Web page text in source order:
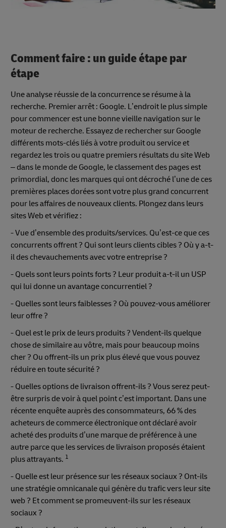
Comment faire : un guide étape par
étape
Une analyse réussie de la concurrence se résume à la
recherche. Premier arrêt : Google. L’endroit le plus simple
pour commencer est une bonne vieille navigation sur le
moteur de recherche. Essayez de rechercher sur Google
différents mots-clés liés à votre produit ou service et
regardez les trois ou quatre premiers résultats du site Web
– dans le monde de Google, le classement des pages est
primordial, donc les marques qui ont décroché l’une de ces
premières places dorées sont votre plus grand concurrent
pour les affaires de nouveaux clients. Plongez dans leurs
sites Web et vérifiez :
- Vue d’ensemble des produits/services. Qu’est-ce que ces
concurrents offrent ? Qui sont leurs clients cibles ? Où y a-t-
il des chevauchements avec votre entreprise ?
- Quels sont leurs points forts ? Leur produit a-t-il un USP
qui lui donne un avantage concurrentiel ?
- Quelles sont leurs faiblesses ? Où pouvez-vous améliorer
leur offre ?
- Quel est le prix de leurs produits ? Vendent-ils quelque
chose de similaire au vôtre, mais pour beaucoup moins
cher ? Ou offrent-ils un prix plus élevé que vous pouvez
réduire en toute sécurité ?
- Quelles options de livraison offrent-ils ? Vous serez peut-
être surpris de voir à quel point c’est important. Dans une
récente enquête auprès des consommateurs, 66 % des
acheteurs de commerce électronique ont déclaré avoir
acheté des produits d’une marque de préférence à une
autre parce que les services de livraison proposés étaient
plus attrayants. 1
- Quelle est leur présence sur les réseaux sociaux ? Ont-ils
une stratégie omnicanale qui génère du trafic vers leur site
web ? Et comment se promeuvent-ils sur les réseaux
sociaux ?